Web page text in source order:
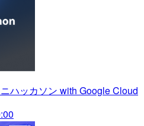
ハッカソン with Google Cloud